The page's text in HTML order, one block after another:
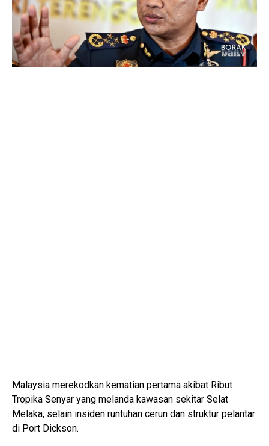
Malaysia merekodkan kematian pertama akibat Ribut
Tropika Senyar yang melanda kawasan sekitar Selat
Melaka, selain insiden runtuhan cerun dan struktur pelantar
di Port Dickson.